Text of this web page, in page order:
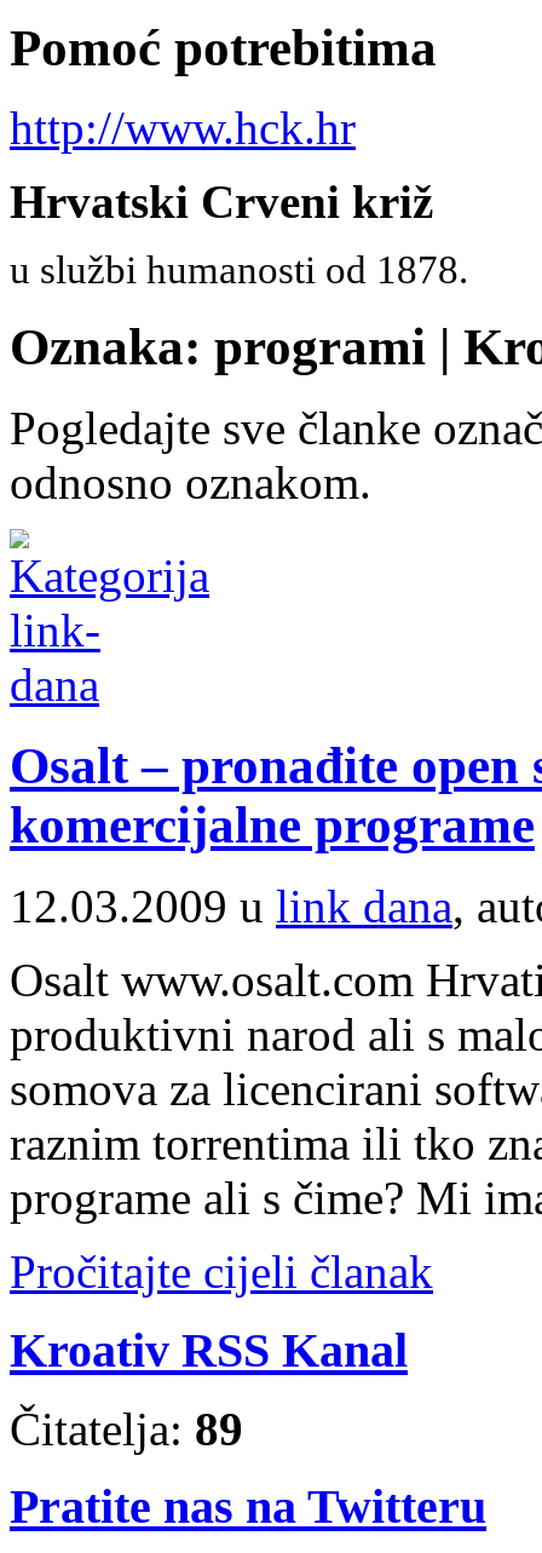
Pomoć potrebitima
http://www.hck.hr
Hrvatski Crveni križ
u službi humanosti od 1878.
Oznaka: programi |
Pogledajte sve članke
odnosno oznakom.
Osalt – pronađite
komercijalne programe
12.03.2009 u link dana,
Osalt www.osalt.com
produktivni narod ali s
somova za licencirani
raznim torrentima ili tko
programe ali s čime? Mi
Pročitajte cijeli članak
Kroativ RSS Kanal
Čitatelja: 89
Pratite nas na Twitteru